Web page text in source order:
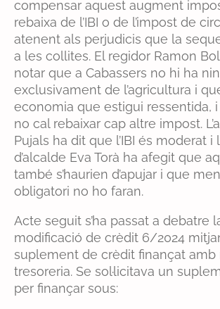
compensar aquest augment
rebaixa de l’IBI o de l’impost de
atenent als perjudicis que la
a les collites. El regidor Ramon
notar que a Cabassers no hi ha
exclusivament de l’agricultura i
economia que estigui ressentida,
no cal rebaixar cap altre impost.
Pujals ha dit que l’IBI és moderat i
d’alcalde Eva Torà ha afegit que
també s’haurien d’apujar i que
obligatori no ho faran.
Acte seguit s’ha passat a debatre
modificació de crèdit 6/2024
suplement de crèdit finançat amb
tresoreria. Se sol·licitava un
per finançar sous: